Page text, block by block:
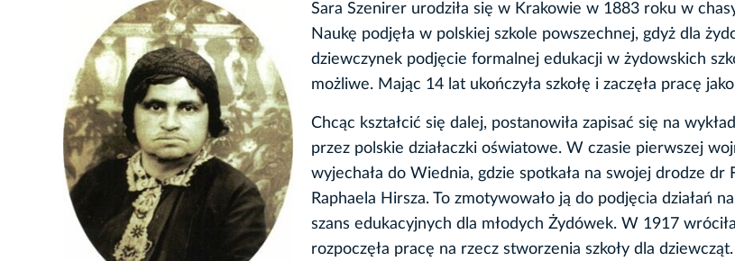
Sara Szenirer urodziła się w Krakowie w 1883 roku w
Naukę podjęła w polskiej szkole powszechnej, gdyż dla
dziewczynek podjęcie formalnej edukacji w żydowskich
możliwe. Mając 14 lat ukończyła szkołę i zaczęła pracę
Chcąc kształcić się dalej, postanowiła zapisać się na
przez polskie działaczki oświatowe. W czasie pierwszej
wyjechała do Wiednia, gdzie spotkała na swojej drodze dr
Raphaela Hirsza. To zmotywowało ją do podjęcia działań
szans edukacyjnych dla młodych Żydówek. W 1917
rozpoczęła pracę na rzecz stworzenia szkoły dla